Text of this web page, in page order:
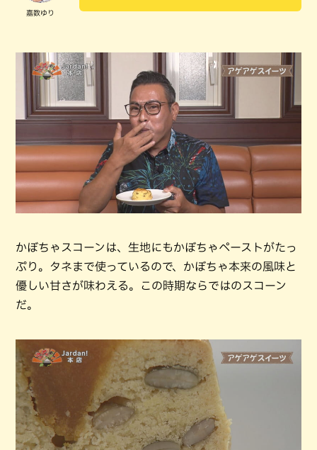
嘉数ゆり
かぼちゃスコーンは、生地にもかぼちゃペーストがたっ
ぷり。タネまで使っているので、かぼちゃ本来の風味と
優しい甘さが味わえる。この時期ならではのスコーン
だ。